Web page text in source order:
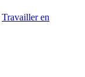
Travailler en